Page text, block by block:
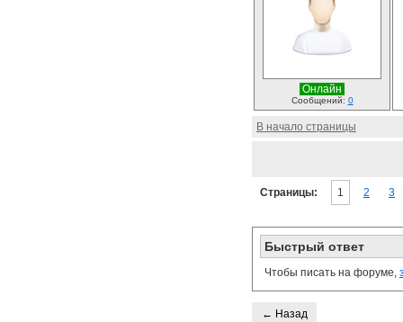
Онлайн
Сообщений: 0
В начало страницы
Страницы: 1 2 3
Быстрый ответ
Чтобы писать на форуме,
← Назад